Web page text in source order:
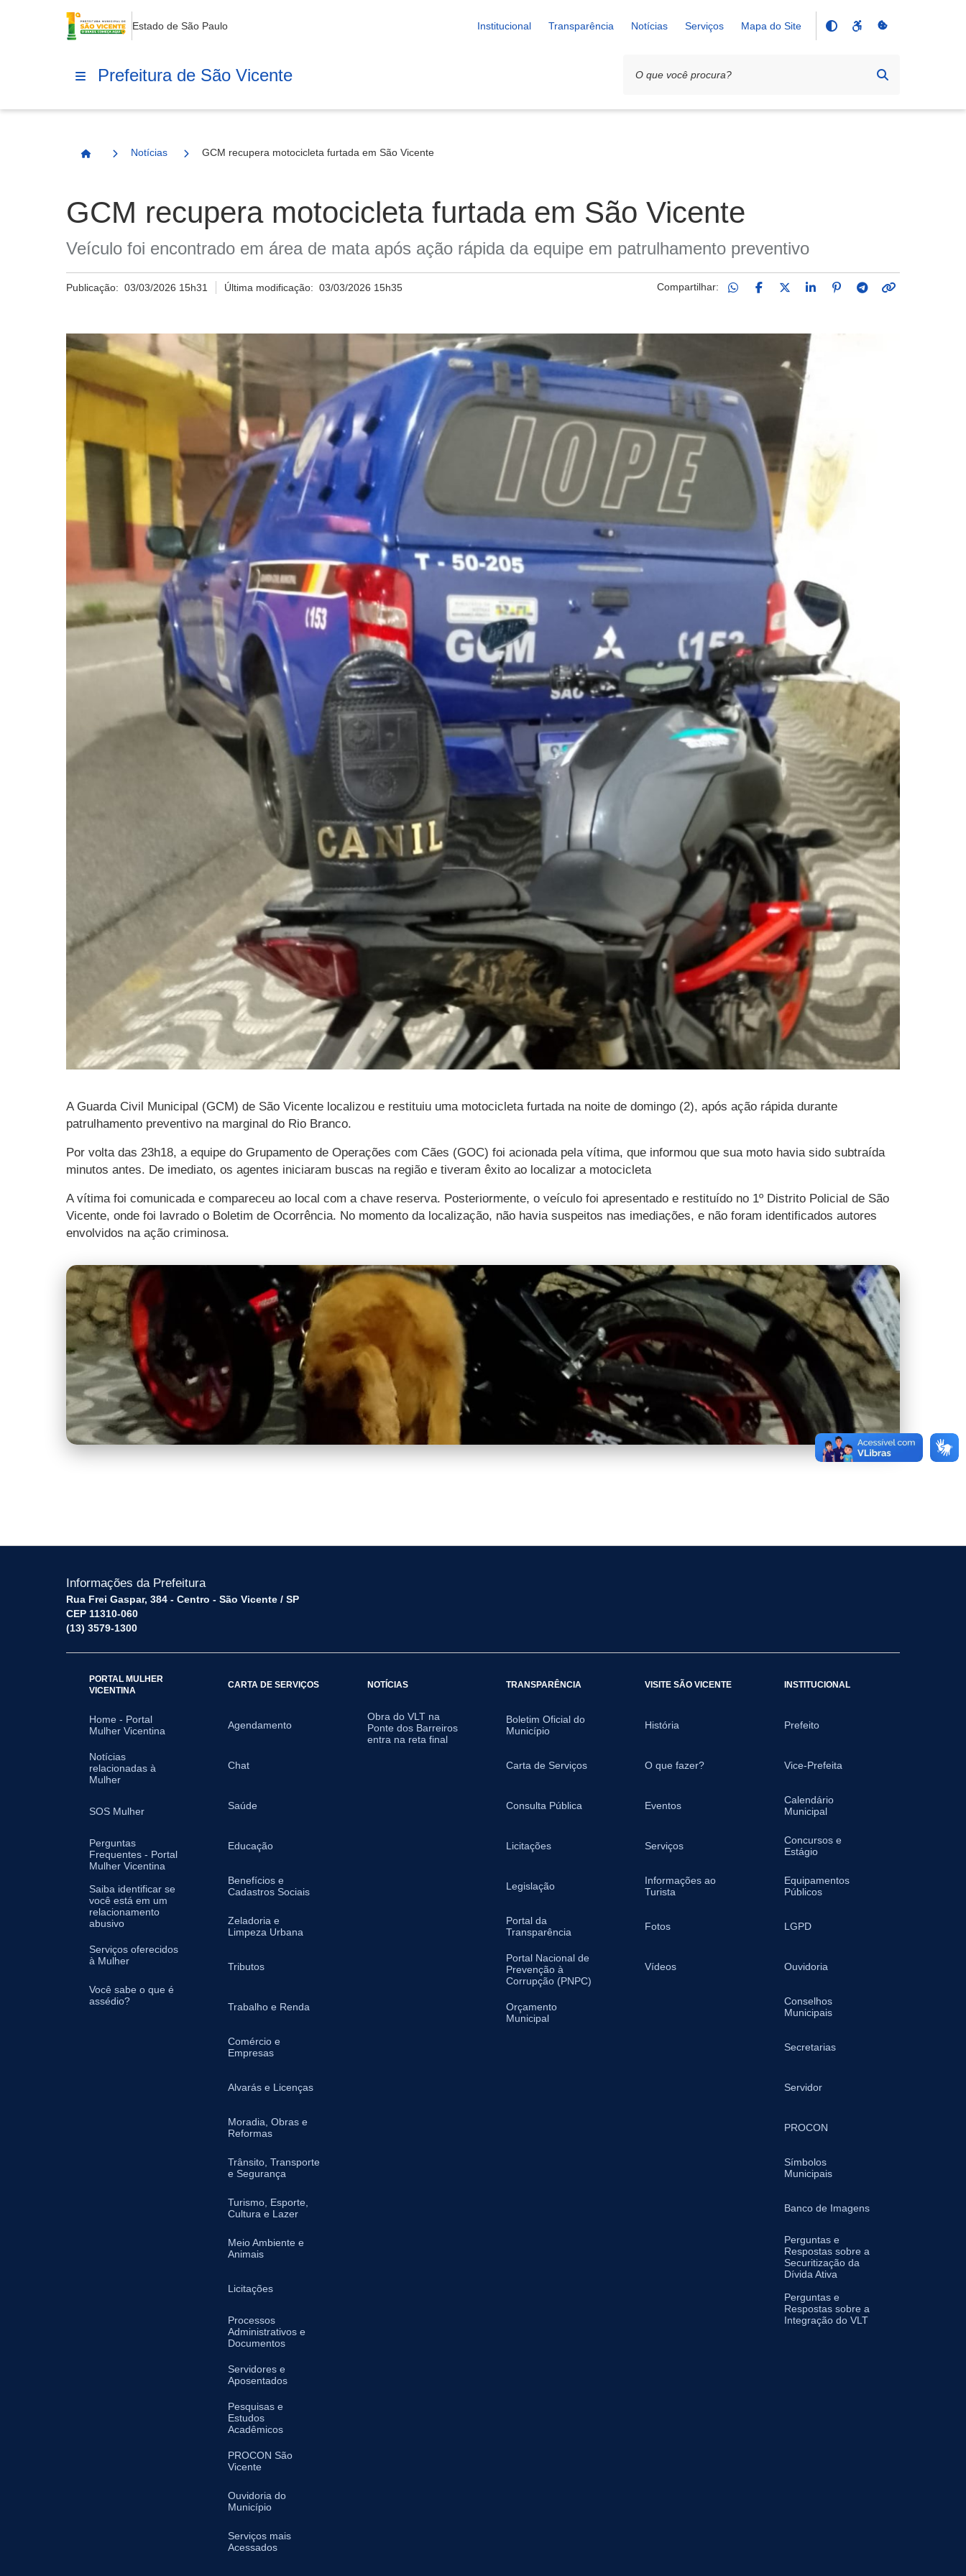
Estado de São Paulo Institucional Transparência Notícias Serviços Mapa do Site
Prefeitura de São Vicente
Página Inicial
Notícias GCM recupera motocicleta furtada em São Vicente
GCM recupera motocicleta furtada em São Vicente
Veículo foi encontrado em área de mata após ação rápida da equipe em patrulhamento preventivo
Publicação: 03/03/2026 15h31 Última modificação:03/03/2026 15h35 Compartilhar:
A Guarda Civil Municipal (GCM) de São Vicente localizou e restituiu uma motocicleta furtada na noite de domingo (2), após ação rápida durante
patrulhamento preventivo na marginal do Rio Branco.
Por volta das 23h18, a equipe do Grupamento de Operações com Cães (GOC) foi acionada pela vítima, que informou que sua moto havia sido subtraída
minutos antes. De imediato, os agentes iniciaram buscas na região e tiveram êxito ao localizar a motocicleta
A vítima foi comunicada e compareceu ao local com a chave reserva. Posteriormente, o veículo foi apresentado e restituído no 1º Distrito Policial de São
Vicente, onde foi lavrado o Boletim de Ocorrência. No momento da localização, não havia suspeitos nas imediações, e não foram identificados autores
envolvidos na ação criminosa.
Informações da Prefeitura
Rua Frei Gaspar, 384 - Centro - São Vicente / SP
CEP 11310-060
(13) 3579-1300
PORTAL MULHER
VICENTINA
Home - Portal
Mulher Vicentina
Notícias
relacionadas à
Mulher
SOS Mulher
Perguntas
Frequentes - Portal
Mulher Vicentina
Saiba identificar se
você está em um
relacionamento
abusivo
Serviços oferecidos
à Mulher
Você sabe o que é
assédio?
CARTA DE SERVIÇOS
Agendamento
Chat
Saúde
Educação
Benefícios e
Cadastros Sociais
Zeladoria e
Limpeza Urbana
Tributos
Trabalho e Renda
Comércio e
Empresas
Alvarás e Licenças
Moradia, Obras e
Reformas
Trânsito, Transporte
e Segurança
Turismo, Esporte,
Cultura e Lazer
Meio Ambiente e
Animais
Licitações
Processos
Administrativos e
Documentos
Servidores e
Aposentados
Pesquisas e
Estudos
Acadêmicos
PROCON São
Vicente
Ouvidoria do
Município
Serviços mais
Acessados
NOTÍCIAS
Obra do VLT na
Ponte dos Barreiros
entra na reta final
TRANSPARÊNCIA
Boletim Oficial do
Município
Carta de Serviços
Consulta Pública
Licitações
Legislação
Portal da
Transparência
Portal Nacional de
Prevenção à
Corrupção (PNPC)
Orçamento
Municipal
VISITE SÃO VICENTE
História
O que fazer?
Eventos
Serviços
Informações ao
Turista
Fotos
Vídeos
INSTITUCIONAL
Prefeito
Vice-Prefeita
Calendário
Municipal
Concursos e
Estágio
Equipamentos
Públicos
LGPD
Ouvidoria
Conselhos
Municipais
Secretarias
Servidor
PROCON
Símbolos
Municipais
Banco de Imagens
Perguntas e
Respostas sobre a
Securitização da
Dívida Ativa
Perguntas e
Respostas sobre a
Integração do VLT